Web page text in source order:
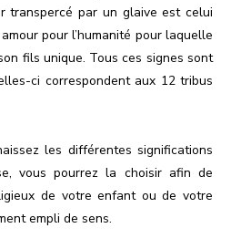
transpercé par un glaive est celui
pour l’humanité pour laquelle
fils unique. Tous ces signes sont
ci correspondent aux 12 tribus
les différentes significations
vous pourrez la choisir afin de
de votre enfant ou de votre
empli de sens.